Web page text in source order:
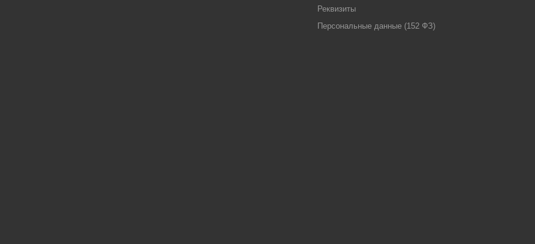
Реквизиты
Персональные данные (152 ФЗ)